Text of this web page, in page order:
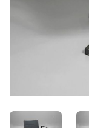
IkIGqNm9-